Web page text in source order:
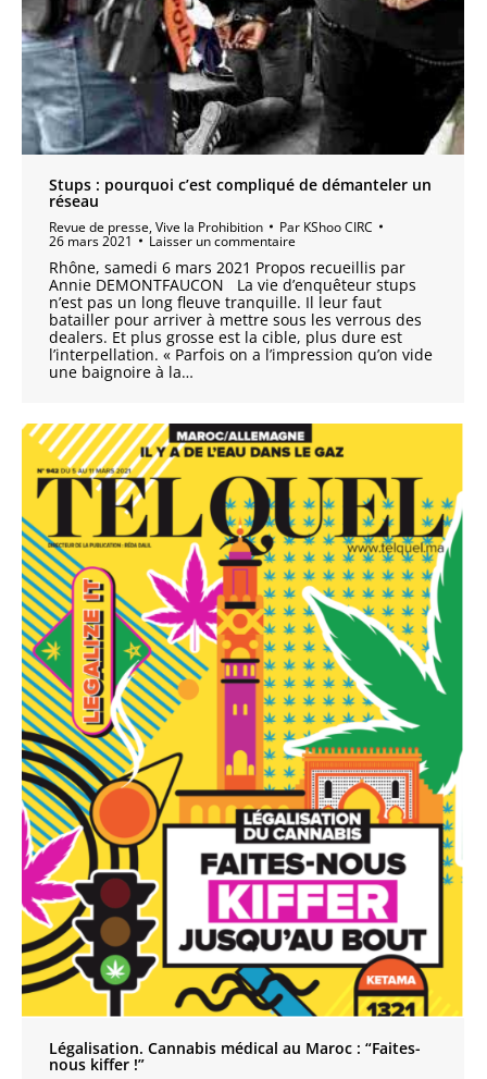
Stups : pourquoi c’est compliqué de démanteler un
réseau
Revue de presse,Vive la Prohibition Par KShoo CIRC
26 mars 2021 Laisser un commentaire
Rhône, samedi 6 mars 2021 Propos recueillis par
Annie DEMONTFAUCON La vie d’enquêteur stups
n’est pas un long fleuve tranquille. Il leur faut
batailler pour arriver à mettre sous les verrous des
dealers. Et plus grosse est la cible, plus dure est
l’interpellation. « Parfois on a l’impression qu’on vide
une baignoire à la…
Légalisation. Cannabis médical au Maroc : “Faites-
nous kiffer !”